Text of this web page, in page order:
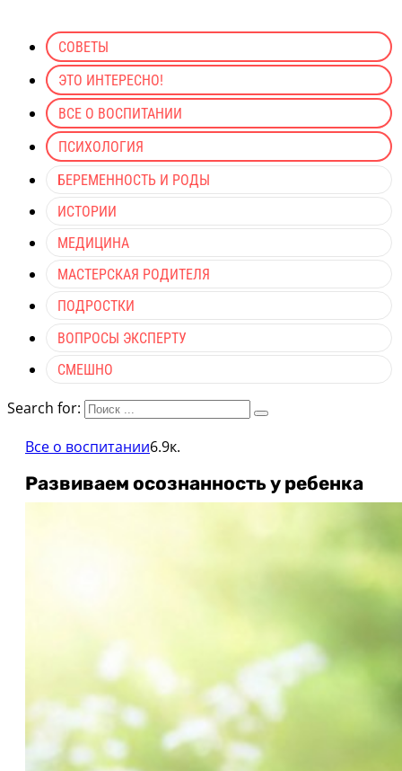
СОВЕТЫ
ЭТО ИНТЕРЕСНО!
ВСЕ О ВОСПИТАНИИ
ПСИХОЛОГИЯ
БЕРЕМЕННОСТЬ И РОДЫ
ИСТОРИИ
МЕДИЦИНА
МАСТЕРСКАЯ РОДИТЕЛЯ
ПОДРОСТКИ
ВОПРОСЫ ЭКСПЕРТУ
СМЕШНО
Search for:
Все о воспитании6.9к.
Развиваем осознанность у ребенка